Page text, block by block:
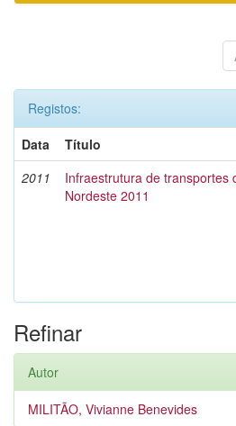
Registos:
Data
Título
2011
Infraestrutura de transportes
Nordeste 2011
Refinar
Autor
MILITÃO, Vivianne Benevides